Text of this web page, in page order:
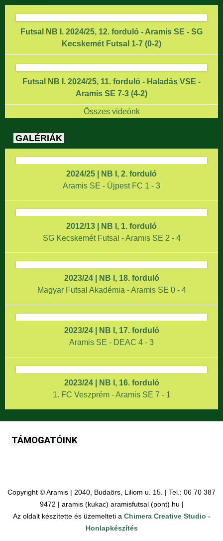
Futsal NB I. 2024/25, 12. forduló - Aramis SE - SG
Kecskemét Futsal 1-7 (0-2)
Futsal NB I. 2024/25, 11. forduló - Haladás VSE -
Aramis SE 7-3 (4-2)
Összes videónk
GALÉRIÁK
2024/25 | NB I, 2. forduló
Aramis SE - Újpest FC 1 - 3
2012/13 | NB I, 1. forduló
SG Kecskemét Futsal - Aramis SE 2 - 4
2023/24 | NB I, 18. forduló
Magyar Futsal Akadémia - Aramis SE 0 - 4
2023/24 | NB I, 17. forduló
Aramis SE - DEAC 4 - 3
2023/24 | NB I, 16. forduló
1. FC Veszprém - Aramis SE 7 - 1
TÁMOGATÓINK
Copyright © Aramis | 2040, Budaörs, Liliom u. 15. | Tel.: 06 70 387
9472 | aramis (kukac) aramisfutsal (pont) hu |
Az oldalt készítette és üzemelteti a Chimera Creative Studio -
Honlapkészítés